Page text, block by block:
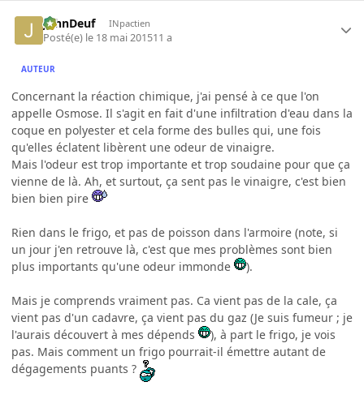
JohnDeuf INpactien
Posté(e) le 18 mai 201511 a
AUTEUR
Concernant la réaction chimique, j'ai pensé à ce que l'on
appelle Osmose. Il s'agit en fait d'une infiltration d'eau dans la
coque en polyester et cela forme des bulles qui, une fois
qu'elles éclatent libèrent une odeur de vinaigre.
Mais l'odeur est trop importante et trop soudaine pour que ça
vienne de là. Ah, et surtout, ça sent pas le vinaigre, c'est bien
bien bien pire
Rien dans le frigo, et pas de poisson dans l'armoire (note, si
un jour j'en retrouve là, c'est que mes problèmes sont bien
plus importants qu'une odeur immonde
).
Mais je comprends vraiment pas. Ca vient pas de la cale, ça
vient pas d'un cadavre, ça vient pas du gaz (Je suis fumeur ; je
l'aurais découvert à mes dépends
), à part le frigo, je vois
pas. Mais comment un frigo pourrait-il émettre autant de
dégagements puants ?